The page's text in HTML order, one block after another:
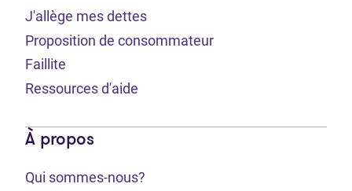
J'allège mes dettes
Proposition de consommateur
Faillite
Ressources d'aide
À propos
Qui sommes-nous?